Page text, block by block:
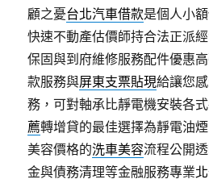
顧之憂台北汽車借款是個人小
快速不動產估價師持合法正派
保固與到府維修服務配件優惠
款服務與屏東支票貼現給讓您
務，可對軸承比靜電機安裝各
薦轉增貸的最佳選擇為靜電油
美容價格的洗車美容流程公開
金與債務清理等金融服務專業